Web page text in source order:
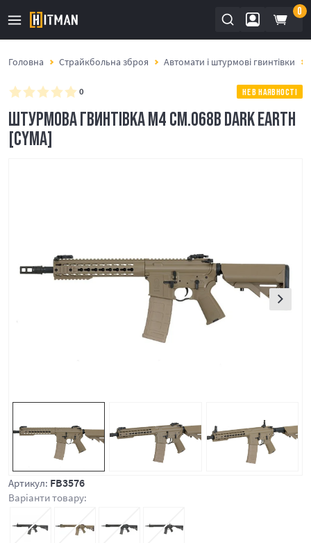
0
Головна Страйкбольна зброя Автомати і штурмові гвинтівки
0 НЕ В НАЯВНОСТІ
ШТУРМОВА ГВИНТІВКА M4 CM.068B DARK EARTH
[CYMA]
Артикул: FB3576
Варіанти товару: